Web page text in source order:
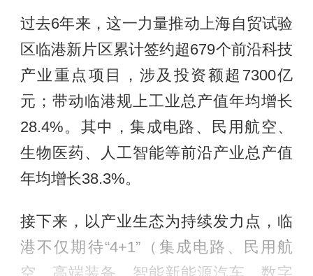
过去6年来，这一力量推动上海自贸试验
区临港新片区累计签约超679个前沿科技
产业重点项目，涉及投资额超7300亿
元；带动临港规上工业总产值年均增长
28.4%。其中，集成电路、民用航空、
生物医药、人工智能等前沿产业总产值
年均增长38.3%。
接下来，以产业生态为持续发力点，临
港不仅期待“4+1”（集成电路、民用航